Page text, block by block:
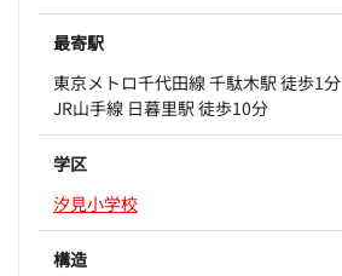
最寄駅
東京メトロ千代田線 千駄木駅 徒歩1分
JR山手線 日暮里駅 徒歩10分
学区
汐見小学校
構造